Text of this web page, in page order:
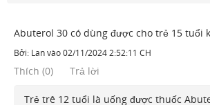
Abuterol 30 có dùng được cho trẻ 15 tuổi
Bởi: Lanvào02/11/2024 2:52:11 CH
Thích (0) Trả lời
Trẻ trê 12 tuổi là uống được thuốc